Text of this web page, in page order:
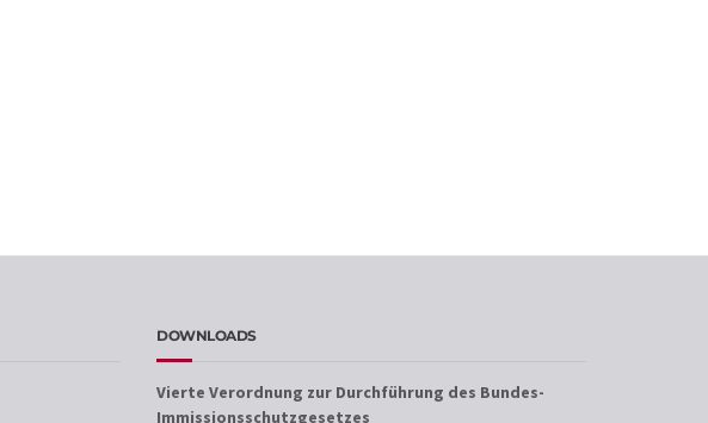
DOWNLOADS
Vierte Verordnung zur Durchführung des Bundes-
Immissionsschutzgesetzes